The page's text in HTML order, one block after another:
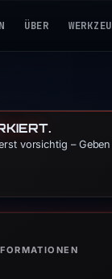
ÜBER
vorsichtig –